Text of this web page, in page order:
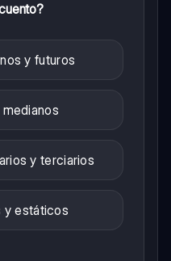
y futuros
y terciarios
y estáticos